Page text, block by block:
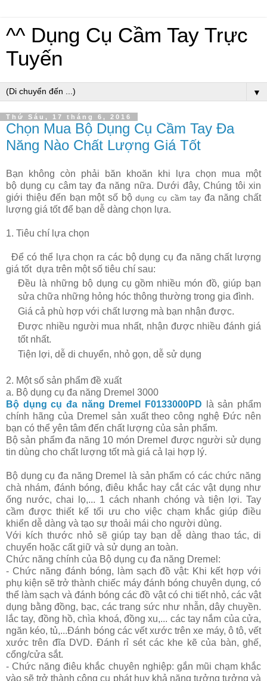
^^ Dụng Cụ Cầm Tay Trực
Tuyến
▼
Thứ Sáu, 17 tháng 6, 2016
Chọn Mua Bộ Dụng Cụ Cầm Tay Đa
Năng Nào Chất Lượng Giá Tốt
Bạn không còn phải băn khoăn khi lựa chọn mua một
bộ dụng cụ câm tay đa năng nữa. Dưới đây, Chúng tôi xin
giới thiệu đến bạn một số bộdụng cụ cầm tay đa năng chất
lượng giá tốt để bạn dễ dàng chọn lựa.
1. Tiêu chí lựa chọn
Để có thể lựa chọn ra các bộ dụng cụ đa năng chất lượng
giá tốt dựa trên một số tiêu chí sau:
Đều là những bộ dụng cụ gồm nhiều món đồ, giúp bạn
sửa chữa những hỏng hóc thông thường trong gia đình.
Giá cả phù hợp với chất lượng mà bạn nhận được.
Được nhiều người mua nhất, nhận được nhiều đánh giá
tốt nhất.
Tiện lợi, dễ di chuyển, nhỏ gọn, dễ sử dụng
2. Một số sản phẩm đề xuất
a. Bộ dụng cụ đa năng Dremel 3000
Bộ dụng cụ đa năng Dremel F0133000PD là sản phẩm
chính hãng của Dremel sản xuất theo công nghệ Đức nên
bạn có thể yên tâm đến chất lượng của sản phẩm.
Bộ sản phẩm đa năng 10 món Dremel được người sử dụng
tin dùng cho chất lượng tốt mà giá cả lại hợp lý.
Bộ dụng cụ đa năng Dremel là sản phẩm có các chức năng
chà nhám, đánh bóng, điêu khắc hay cắt các vật dụng như
ống nước, chai lọ,... 1 cách nhanh chóng và tiện lợi. Tay
cầm được thiết kế tối ưu cho việc chạm khắc giúp điều
khiển dễ dàng và tạo sự thoải mái cho người dùng.
Với kích thước nhỏ sẽ giúp tay bạn dễ dàng thao tác, di
chuyển hoặc cất giữ và sử dụng an toàn.
Chức năng chính của Bộ dụng cụ đa năng Dremel:
- Chức năng đánh bóng, làm sạch đồ vật: Khi kết hợp với
phụ kiện sẽ trở thành chiếc máy đánh bóng chuyên dụng, có
thể làm sạch và đánh bóng các đồ vật có chi tiết nhỏ, các vật
dụng bằng đồng, bạc, các trang sức như nhẫn, dây chuyền.
lắc tay, đồng hồ, chìa khoá, đồng xu,... các tay nắm của cửa,
ngăn kéo, tủ,...Đánh bóng các vết xước trên xe máy, ô tô, vết
xước trên đĩa DVD. Đánh rỉ sét các khe kẽ của bàn, ghế,
cổng/cửa sắt.
- Chức năng điêu khắc chuyên nghiệp: gắn mũi chạm khắc
vào sẽ trở thành công cụ phát huy khả năng tưởng tưởng và